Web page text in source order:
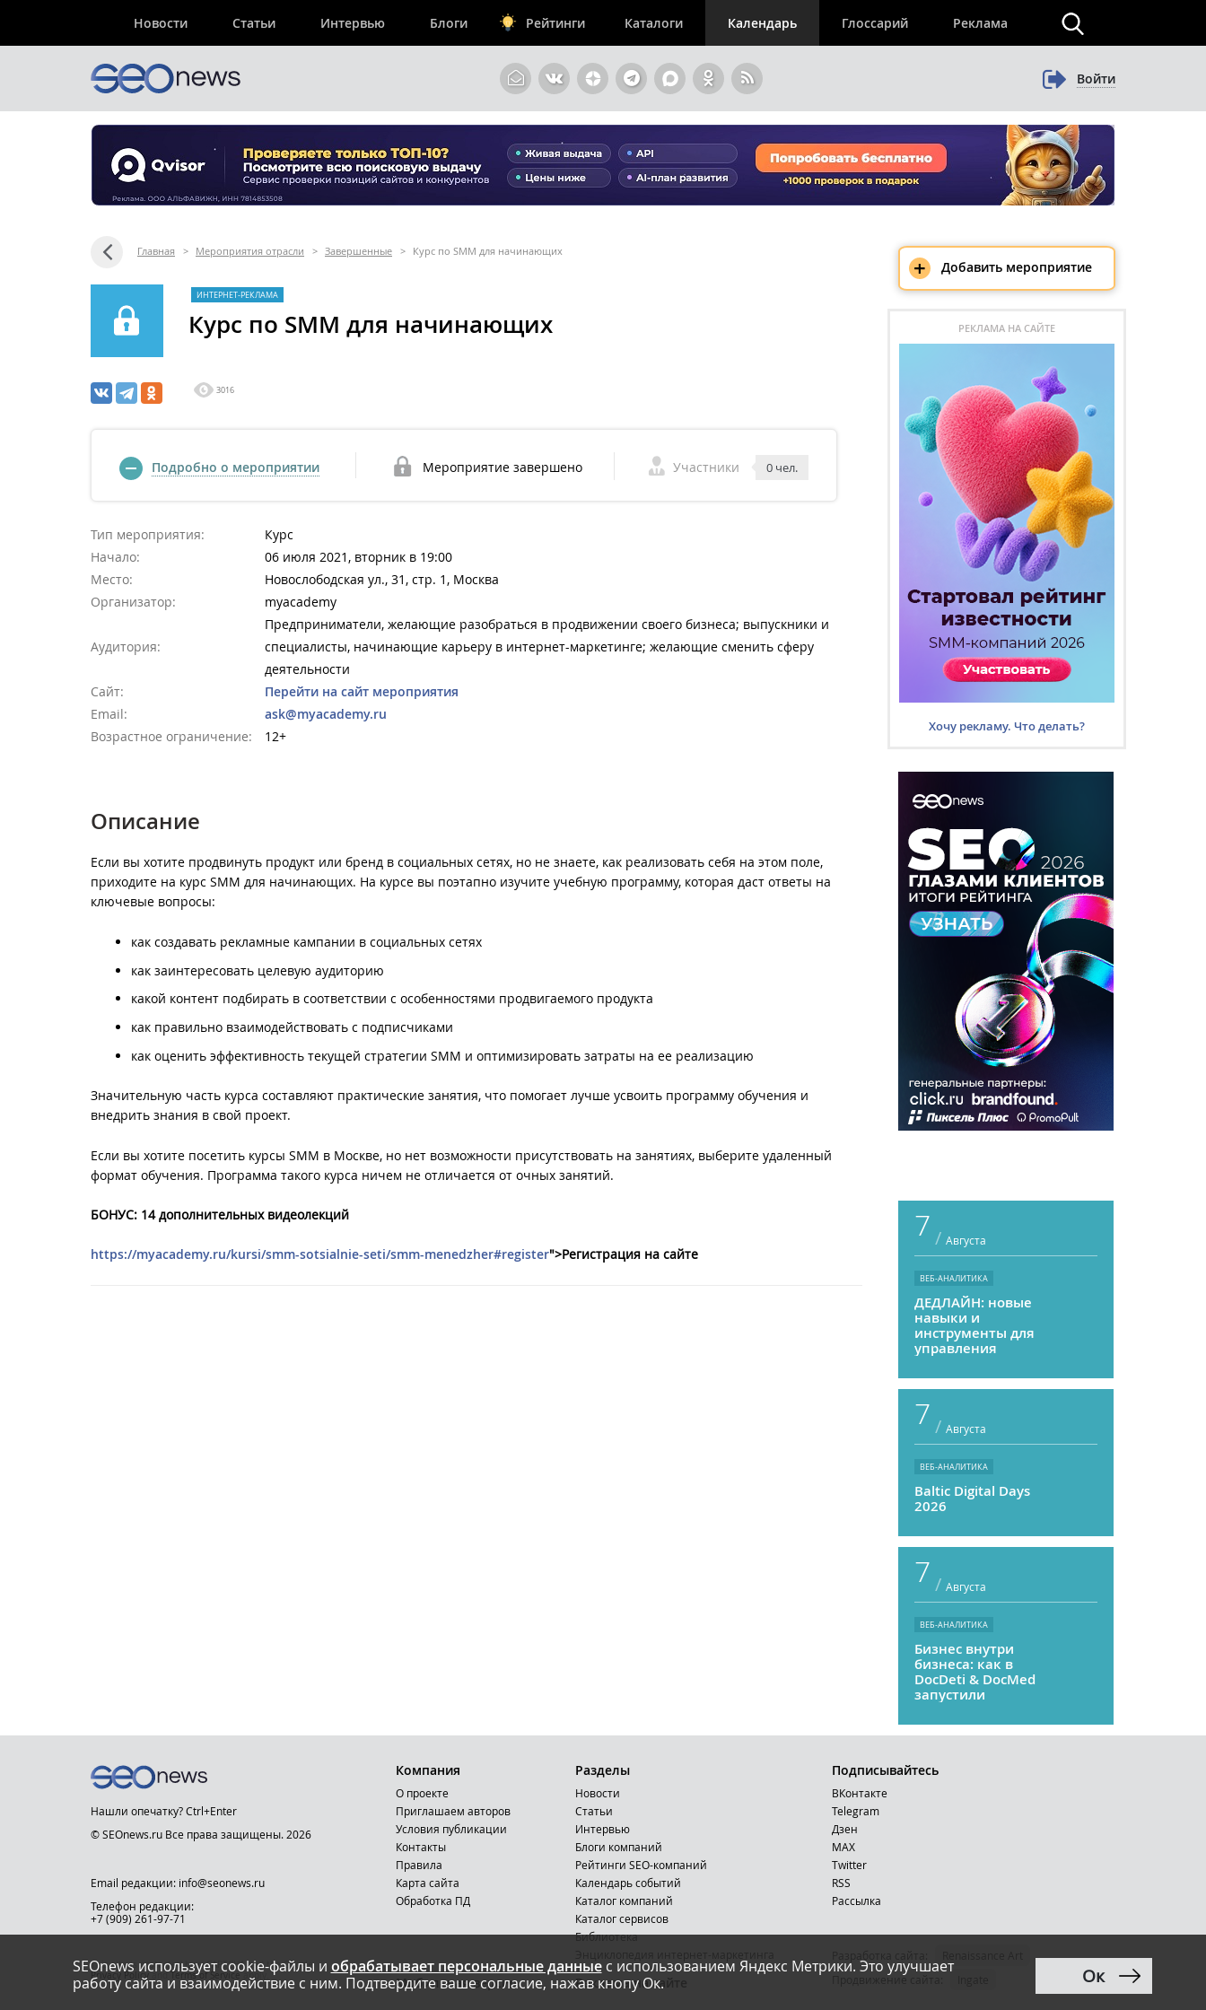
Новости Статьи Интервью Блоги Рейтинги Каталоги Календарь Глоссарий Реклама
Войти
Главная > Мероприятия отрасли > Завершенные > Курс по SMM для начинающих
ИНТЕРНЕТ-РЕКЛАМА
Курс по SMM для начинающих
3016
Подробно о мероприятии Мероприятие завершено Участники 0 чел.
Тип мероприятия:
Курс
Начало:
06 июля 2021, вторник в 19:00
Место:
Новослободская ул., 31, стр. 1, Москва
Организатор:
myacademy
Аудитория:
Предприниматели, желающие разобраться в продвижении своего бизнеса; выпускники и
специалисты, начинающие карьеру в интернет-маркетинге; желающие сменить сферу
деятельности
Сайт:
Перейти на сайт мероприятия
Email:
ask@myacademy.ru
Возрастное ограничение:
12+
Описание
Если вы хотите продвинуть продукт или бренд в социальных сетях, но не знаете, как реализовать себя на этом поле,
приходите на курс SMM для начинающих. На курсе вы поэтапно изучите учебную программу, которая даст ответы на
ключевые вопросы:
как создавать рекламные кампании в социальных сетях
как заинтересовать целевую аудиторию
какой контент подбирать в соответствии с особенностями продвигаемого продукта
как правильно взаимодействовать с подписчиками
как оценить эффективность текущей стратегии SMM и оптимизировать затраты на ее реализацию
Значительную часть курса составляют практические занятия, что помогает лучше усвоить программу обучения и
внедрить знания в свой проект.
Если вы хотите посетить курсы SMM в Москве, но нет возможности присутствовать на занятиях, выберите удаленный
формат обучения. Программа такого курса ничем не отличается от очных занятий.
БОНУС: 14 дополнительных видеолекций
https://myacademy.ru/kursi/smm-sotsialnie-seti/smm-menedzher#register">Регистрация на сайте
+ Добавить мероприятие
РЕКЛАМА НА САЙТЕ
Хочу рекламу. Что делать?
7 / Августа
ВЕБ-АНАЛИТИКА
ДЕДЛАЙН: новые
навыки и
инструменты для
управления
7 / Августа
ВЕБ-АНАЛИТИКА
Baltic Digital Days
2026
7 / Августа
ВЕБ-АНАЛИТИКА
Бизнес внутри
бизнеса: как в
DocDeti & DocMed
запустили
как стартап
SEOnews использует cookie-файлы и обрабатывает персональные данныес использованием Яндекс Метрики. Это улучшает
работу сайта и взаимодействие с ним. Подтвердите ваше согласие, нажав кнопу Ок.
Ок
Нашли опечатку? Ctrl+Enter
© SEOnews.ru Все права защищены. 2026
Email редакции: info@seonews.ru
Телефон редакции:
+7 (909) 261-97-71
This site is protected by reCAPTCHA and the Google
Privacy Policyand Terms of Serviceapply.
Компания
О проекте
Приглашаем авторов
Условия публикации
Контакты
Правила
Карта сайта
Обработка ПД
Мобильная версия
Разделы
Новости
Статьи
Интервью
Блоги компаний
Рейтинги SEO-компаний
Календарь событий
Каталог компаний
Каталог сервисов
Библиотека
Реклама на сайте
Подписывайтесь
ВКонтакте
Telegram
Дзен
MAX
Тwitter
RSS
Рассылка
Продвижение сайта
12+